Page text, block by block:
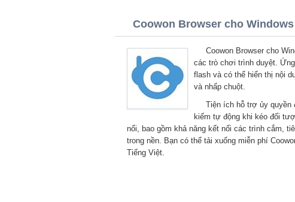
Coowon Browser cho Windows
Coowon Browser cho
các trò chơi trình duyệt.
flash và có thể hiển thị nội
và nhấp chuột.
Tiện ích hỗ trợ ủy
kiếm tự động khi kéo đối
nổi, bao gồm khả năng kết nối các trình cắm,
trong nền. Bạn có thể tải xuống miễn phí
Tiếng Việt.